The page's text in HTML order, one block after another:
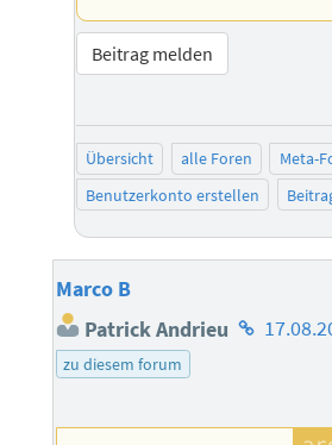
Beitrag melden
Übersicht alle Foren Meta-
Benutzerkonto erstellen
Marco B
Patrick Andrieu Homepage
zu diesem forum